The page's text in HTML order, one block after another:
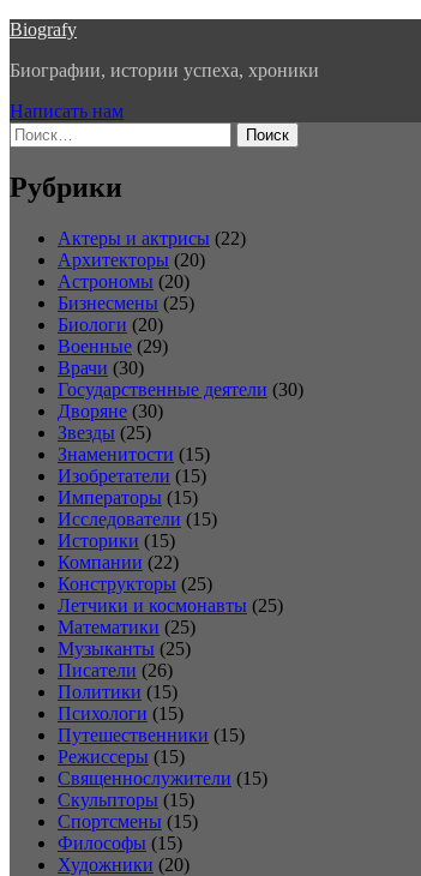
Перейти
содержимому
Biografy
Биографии, истории успеха, хроники
Написать нам
Найти:
Рубрики
Актеры и актрисы (22)
Архитекторы (20)
Астрономы (20)
Бизнесмены (25)
Биологи (20)
Военные (29)
Врачи (30)
Государственные деятели (30)
Дворяне (30)
Звезды (25)
Знаменитости (15)
Изобретатели (15)
Императоры (15)
Исследователи (15)
Историки (15)
Компании (22)
Конструкторы (25)
Летчики и космонавты (25)
Математики (25)
Музыканты (25)
Писатели (26)
Политики (15)
Психологи (15)
Путешественники (15)
Режиссеры (15)
Священнослужители (15)
Скульпторы (15)
Спортсмены (15)
Философы (15)
Художники (20)